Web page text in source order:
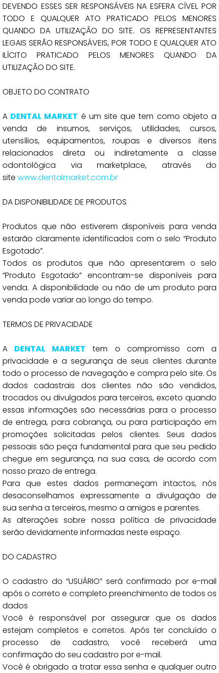
DEVENDO ESSES SER RESPONSÁVEIS NA ESFERA CÍVEL POR
TODO E QUALQUER ATO PRATICADO PELOS MENORES
QUANDO DA UTILIZAÇÃO DO SITE. OS REPRESENTANTES
LEGAIS SERÃO RESPONSÁVEIS, POR TODO E QUALQUER ATO
ILÍCITO PRATICADO PELOS MENORES QUANDO DA
UTILIZAÇÃO DO SITE.
OBJETO DO CONTRATO
A DENTAL MARKET é um site que tem como objeto a
venda de insumos, serviços, utilidades, cursos,
utensílios, equipamentos, roupas e diversos itens
relacionados direta ou indiretamente a classe
odontológica via marketplace, através do
site www.dentalmarket.com.br
DA DISPONIBILIDADE DE PRODUTOS
Produtos que não estiverem disponíveis para venda
estarão claramente identificados com o selo “Produto
Esgotado”.
Todos os produtos que não apresentarem o selo
“Produto Esgotado” encontram-se disponíveis para
venda. A disponibilidade ou não de um produto para
venda pode variar ao longo do tempo.
TERMOS DE PRIVACIDADE
A DENTAL MARKET tem o compromisso com a
privacidade e a segurança de seus clientes durante
todo o processo de navegação e compra pelo site. Os
dados cadastrais dos clientes não são vendidos,
trocados ou divulgados para terceiros, exceto quando
essas informações são necessárias para o processo
de entrega, para cobrança, ou para participação em
promoções solicitadas pelos clientes. Seus dados
pessoais são peça fundamental para que seu pedido
chegue em segurança, na sua casa, de acordo com
nosso prazo de entrega.
Para que estes dados permaneçam intactos, nós
desaconselhamos expressamente a divulgação de
sua senha a terceiros, mesmo a amigos e parentes.
As alterações sobre nossa política de privacidade
serão devidamente informadas neste espaço.
DO CADASTRO
O cadastro do “USUÁRIO” será confirmado por e-mail
após o correto e completo preenchimento de todos os
dados
Você é responsável por assegurar que os dados
estejam completos e corretos. Após ter concluído o
processo de cadastro, você receberá uma
confirmação do seu cadastro por e-mail.
Você é obrigado a tratar essa senha e qualquer outro